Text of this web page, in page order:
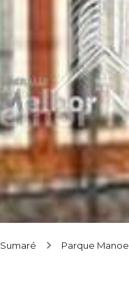
Sumaré Parque